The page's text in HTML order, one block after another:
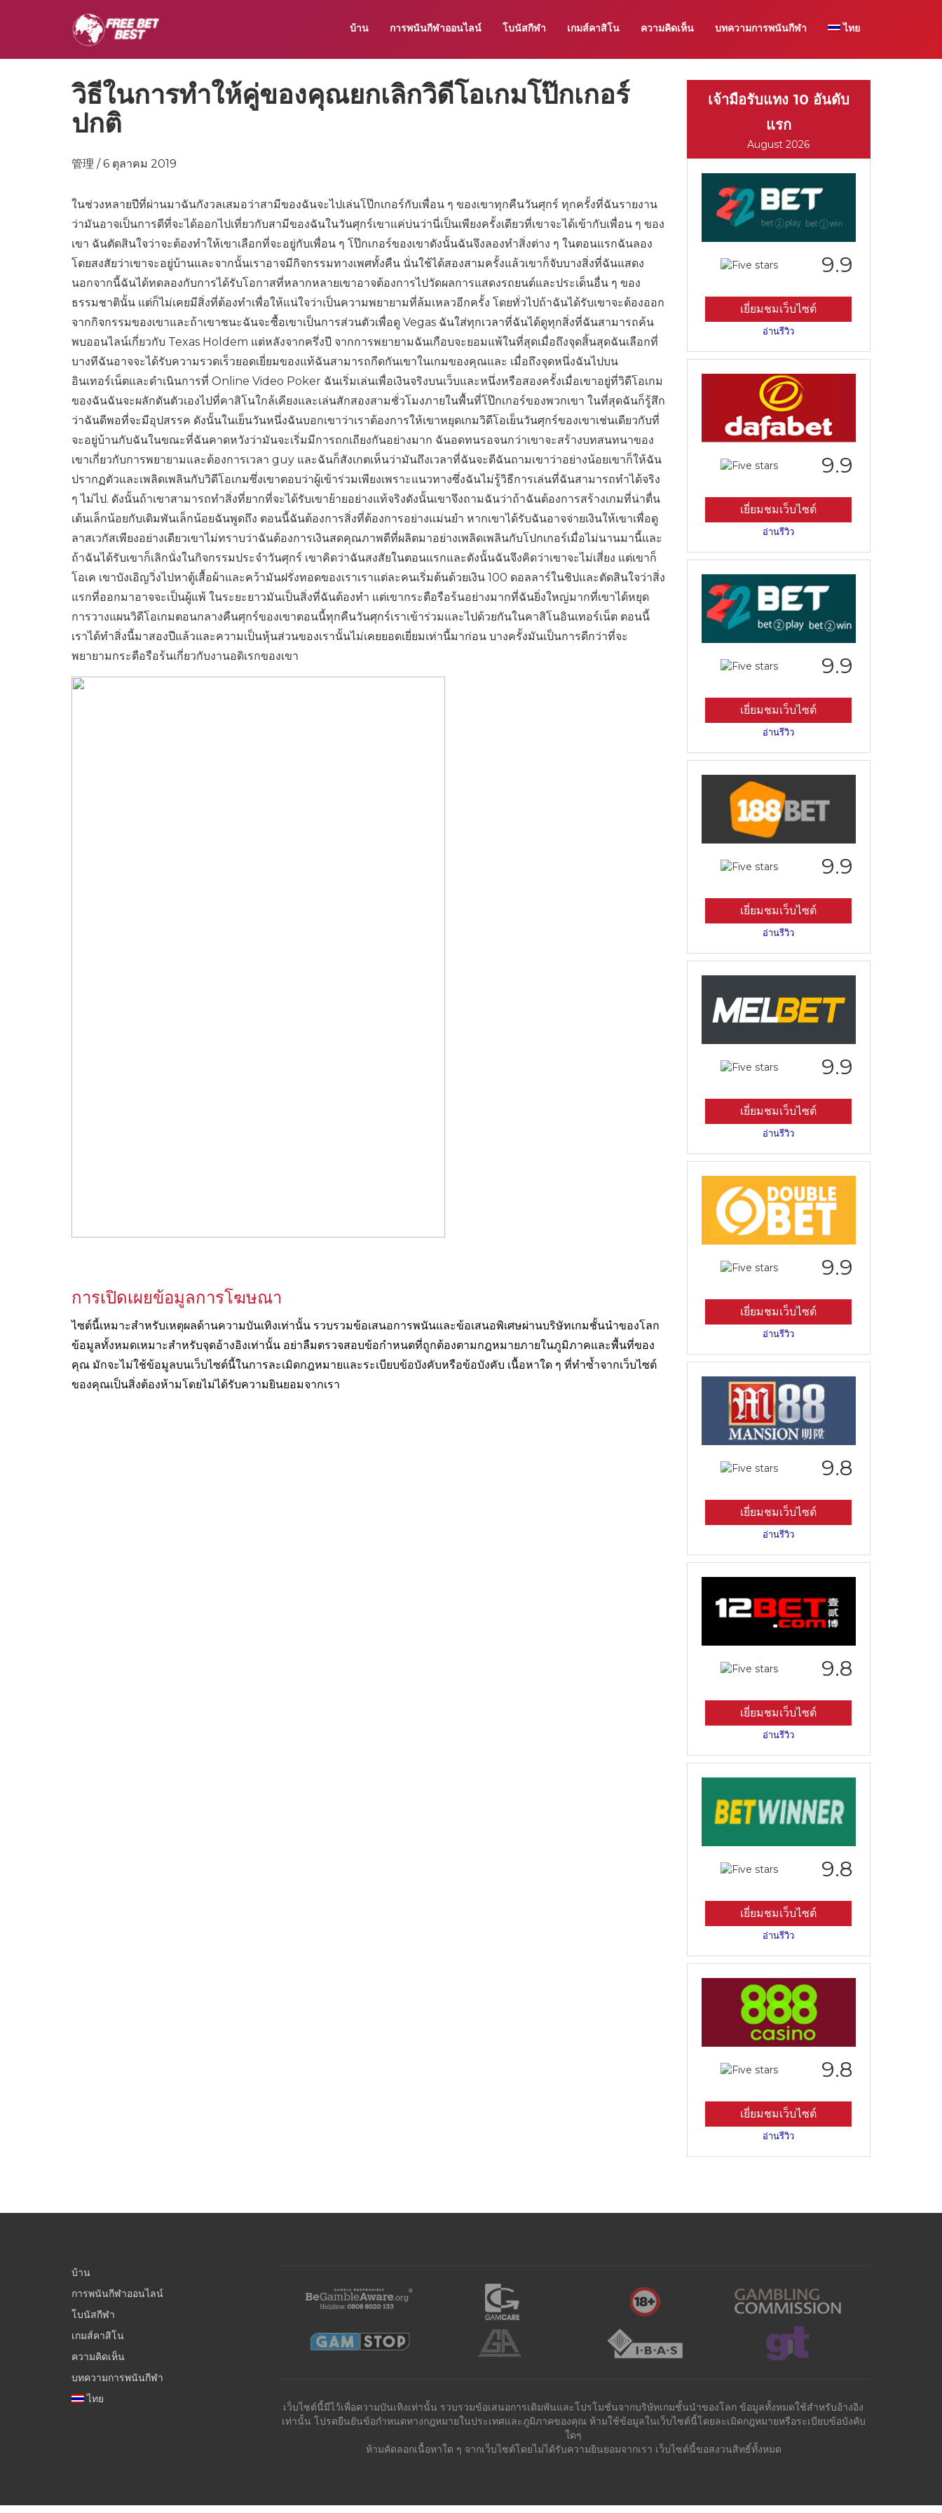
บ้าน การพนันกีฬาออนไลน์ โบนัสกีฬา เกมส์คาสิโน ความคิดเห็น บทความการพนันกีฬา ไทย
วิธีในการทำให้คู่ของคุณยกเลิกวิดีโอเกมโป๊กเกอร์
ปกติ
管理 / 6 ตุลาคม 2019
ในช่วงหลายปีที่ผ่านมาฉันกังวลเสมอว่าสามีของฉันจะไปเล่นโป๊กเกอร์กับเพื่อน ๆ ของเขาทุกคืนวันศุกร์ ทุกครั้งที่ฉันรายงาน
ว่ามันอาจเป็นการดีที่จะได้ออกไปเที่ยวกับสามีของฉันในวันศุกร์เขาแค่บ่นว่านี่เป็นเพียงครั้งเดียวที่เขาจะได้เข้ากับเพื่อน ๆ ของ
เขา ฉันตัดสินใจว่าจะต้องทำให้เขาเลือกที่จะอยู่กับเพื่อน ๆ โป๊กเกอร์ของเขาดังนั้นฉันจึงลองทำสิ่งต่าง ๆ ในตอนแรกฉันลอง
โดยสงสัยว่าเขาจะอยู่บ้านและจากนั้นเราอาจมีกิจกรรมทางเพศทั้งคืน นั่นใช้ได้สองสามครั้งแล้วเขาก็จับบางสิ่งที่ฉันแสดง
นอกจากนี้ฉันได้ทดลองกับการได้รับโอกาสที่หลากหลายเขาอาจต้องการไปวัดผลการแสดงรถยนต์และประเด็นอื่น ๆ ของ
ธรรมชาตินั้น แต่ก็ไม่เคยมีสิ่งที่ต้องทำเพื่อให้แน่ใจว่าเป็นความพยายามที่ล้มเหลวอีกครั้ง โดยทั่วไปถ้าฉันได้รับเขาจะต้องออก
จากกิจกรรมของเขาและถ้าเขาชนะฉันจะซื้อเขาเป็นการส่วนตัวเพื่อดู Vegas ฉันใส่ทุกเวลาที่ฉันได้ดูทุกสิ่งที่ฉันสามารถค้น
พบออนไลน์เกี่ยวกับ Texas Holdem แต่หลังจากครึ่งปี จากการพยายามฉันเกือบจะยอมแพ้ในที่สุดเมื่อถึงจุดสิ้นสุดฉันเลือกที่
บางทีฉันอาจจะได้รับความรวดเร็วยอดเยี่ยมของแท้ฉันสามารถกีดกันเขาในเกมของคุณและ เมื่อถึงจุดหนึ่งฉันไปบน
อินเทอร์เน็ตและดำเนินการที่ Online Video Poker ฉันเริ่มเล่นเพื่อเงินจริงบนเว็บและหนึ่งหรือสองครั้งเมื่อเขาอยู่ที่วิดีโอเกม
ของฉันฉันจะผลักดันตัวเองไปที่คาสิโนใกล้เคียงและเล่นสักสองสามชั่วโมงภายในพื้นที่โป๊กเกอร์ของพวกเขา ในที่สุดฉันก็รู้สึก
ว่าฉันดีพอที่จะมีอุปสรรค ดังนั้นในเย็นวันหนึ่งฉันบอกเขาว่าเราต้องการให้เขาหยุดเกมวิดีโอเย็นวันศุกร์ของเขาเช่นเดียวกับที่
จะอยู่บ้านกับฉันในขณะที่ฉันคาดหวังว่ามันจะเริ่มมีการถกเถียงกันอย่างมาก ฉันอดทนรอจนกว่าเขาจะสร้างบทสนทนาของ
เขาเกี่ยวกับการพยายามและต้องการเวลา guy และฉันก็สังเกตเห็นว่ามันถึงเวลาที่ฉันจะตีฉันถามเขาว่าอย่างน้อยเขาก็ให้ฉัน
ปรากฏตัวและเพลิดเพลินกับวิดีโอเกมซึ่งเขาตอบว่าผู้เข้าร่วมเพียงเพราะแนวทางซึ่งฉันไม่รู้วิธีการเล่นที่ฉันสามารถทำได้จริง
ๆ ไม่ไป. ดังนั้นถ้าเขาสามารถทำสิ่งที่ยากที่จะได้รับเขาย้ายอย่างแท้จริงดังนั้นเขาจึงถามฉันว่าถ้าฉันต้องการสร้างเกมที่น่าตื่น
เต้นเล็กน้อยกับเดิมพันเล็กน้อยฉันพูดถึง ตอนนี้ฉันต้องการสิ่งที่ต้องการอย่างแม่นยำ หากเขาได้รับฉันอาจจ่ายเงินให้เขาเพื่อดู
ลาสเวกัสเพียงอย่างเดียวเขาไม่ทราบว่าฉันต้องการเงินสดคุณภาพดีที่ผลิตมาอย่างเพลิดเพลินกับโปกเกอร์เมื่อไม่นานมานี้และ
ถ้าฉันได้รับเขาก็เลิกนั่งในกิจกรรมประจำวันศุกร์ เขาคิดว่าฉันสงสัยในตอนแรกและดังนั้นฉันจึงคิดว่าเขาจะไม่เสี่ยง แต่เขาก็
โอเค เขาบังเอิญวิ่งไปหาตู้เสื้อผ้าและคว้ามันฝรั่งทอดของเราเราแต่ละคนเริ่มต้นด้วยเงิน 100 ดอลลาร์ในชิปและตัดสินใจว่าสิ่ง
แรกที่ออกมาอาจจะเป็นผู้แพ้ ในระยะยาวมันเป็นสิ่งที่ฉันต้องทำ แต่เขากระตือรือร้นอย่างมากที่ฉันยิ่งใหญ่มากที่เขาได้หยุด
การวางแผนวิดีโอเกมตอนกลางคืนศุกร์ของเขาตอนนี้ทุกคืนวันศุกร์เราเข้าร่วมและไปด้วยกันในคาสิโนอินเทอร์เน็ต ตอนนี้
เราได้ทำสิ่งนี้มาสองปีแล้วและความเป็นหุ้นส่วนของเรานั้นไม่เคยยอดเยี่ยมเท่านี้มาก่อน บางครั้งมันเป็นการดีกว่าที่จะ
พยายามกระตือรือร้นเกี่ยวกับงานอดิเรกของเขา
การเปิดเผยข้อมูลการโฆษณา
ไซต์นี้เหมาะสำหรับเหตุผลด้านความบันเทิงเท่านั้น รวบรวมข้อเสนอการพนันและข้อเสนอพิเศษผ่านบริษัทเกมชั้นนำของโลก
ข้อมูลทั้งหมดเหมาะสำหรับจุดอ้างอิงเท่านั้น อย่าลืมตรวจสอบข้อกำหนดที่ถูกต้องตามกฎหมายภายในภูมิภาคและพื้นที่ของ
คุณ มักจะไม่ใช้ข้อมูลบนเว็บไซต์นี้ในการละเมิดกฎหมายและระเบียบข้อบังคับหรือข้อบังคับ เนื้อหาใด ๆ ที่ทำซ้ำจากเว็บไซต์
ของคุณเป็นสิ่งต้องห้ามโดยไม่ได้รับความยินยอมจากเรา
เจ้ามือรับแทง 10 อันดับ
แรก
August 2026
9.9
เยี่ยมชมเว็บไซต์
อ่านรีวิว
9.9
เยี่ยมชมเว็บไซต์
อ่านรีวิว
9.9
เยี่ยมชมเว็บไซต์
อ่านรีวิว
9.9
เยี่ยมชมเว็บไซต์
อ่านรีวิว
9.9
เยี่ยมชมเว็บไซต์
อ่านรีวิว
9.9
เยี่ยมชมเว็บไซต์
อ่านรีวิว
9.8
เยี่ยมชมเว็บไซต์
อ่านรีวิว
9.8
เยี่ยมชมเว็บไซต์
อ่านรีวิว
9.8
เยี่ยมชมเว็บไซต์
อ่านรีวิว
9.8
เยี่ยมชมเว็บไซต์
อ่านรีวิว
บ้าน
การพนันกีฬาออนไลน์
โบนัสกีฬา
เกมส์คาสิโน
ความคิดเห็น
บทความการพนันกีฬา
ไทย
เว็บไซต์นี้มีไว้เพื่อความบันเทิงเท่านั้น รวบรวมข้อเสนอการเดิมพันและโปรโมชั่นจากบริษัทเกมชั้นนำของโลก ข้อมูลทั้งหมดใช้สำหรับอ้างอิง
เท่านั้น โปรดยืนยันข้อกำหนดทางกฎหมายในประเทศและภูมิภาคของคุณ ห้ามใช้ข้อมูลในเว็บไซต์นี้โดยละเมิดกฎหมายหรือระเบียบข้อบังคับ
ใดๆ
ห้ามคัดลอกเนื้อหาใด ๆ จากเว็บไซต์โดยไม่ได้รับความยินยอมจากเรา เว็บไซต์นี้ขอสงวนสิทธิ์ทั้งหมด